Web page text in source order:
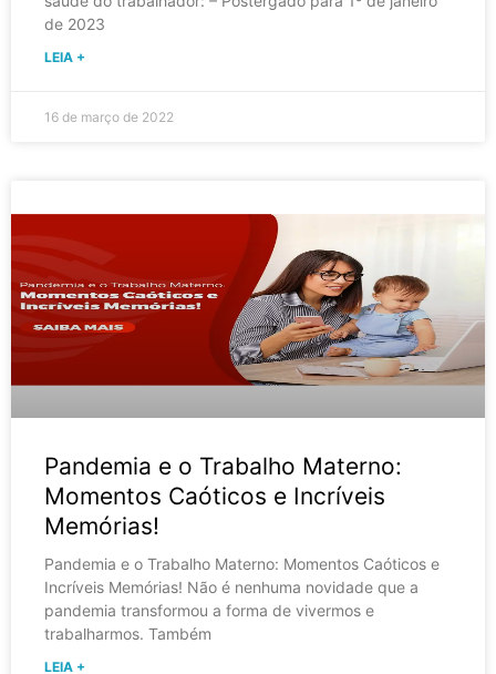
de 2023
LEIA +
16 de março de 2022
Pandemia e o Trabalho Materno:
Momentos Caóticos e Incríveis
Memórias!
Pandemia e o Trabalho Materno: Momentos Caóticos e
Incríveis Memórias! Não é nenhuma novidade que a
pandemia transformou a forma de vivermos e
trabalharmos. Também
LEIA +